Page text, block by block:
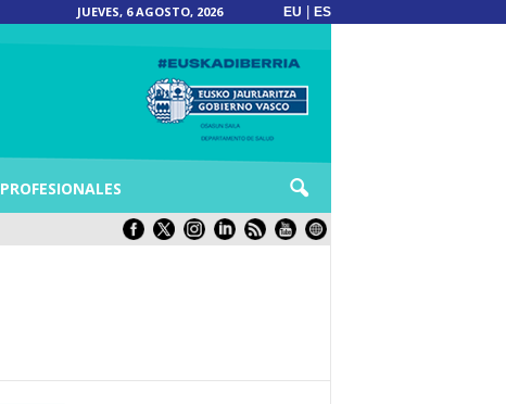
JUEVES, 6 AGOSTO, 2026 EU ES
PROFESIONALES